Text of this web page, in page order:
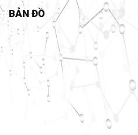
BẢN ĐỒ